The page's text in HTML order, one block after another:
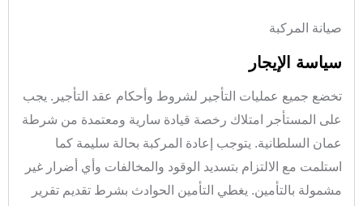
صيانة المركبة
سياسة الإيجار
تخضع جميع عمليات التأجير لشروط وأحكام عقد التأجير. يجب
على المستأجر امتلاك رخصة قيادة سارية ومعتمدة من شرطة
عمان السلطانية. يتوجب إعادة المركبة بحالة سليمة كما
استلمت مع الالتزام بتسديد الوقود والمخالفات وأي أضرار غير
مشمولة بالتأمين. يغطي التأمين الحوادث بشرط تقديم تقرير